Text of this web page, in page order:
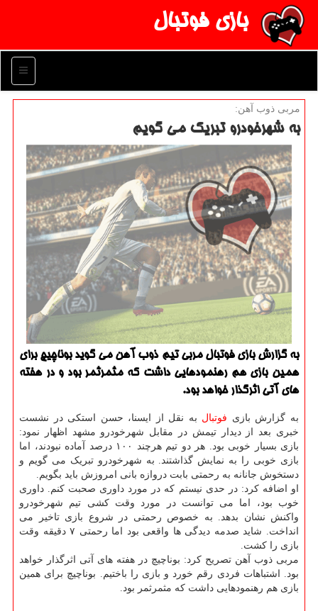
بازی فوتبال
منو
مربی ذوب آهن:
به شهرخودرو تبریك می گویم
به گزارش بازی فوتبال مربی تیم ذوب آهن می گوید بوناچیچ برای
همین بازی هم رهنمودهایی داشت كه مثمرثمر بود و در هفته
های آتی اثرگذار خواهد بود.
به گزارش بازی فوتبال به نقل از ایسنا، حسن استکی در نشست
خبری بعد از دیدار تیمش در مقابل شهرخودرو مشهد اظهار نمود:
بازی بسیار خوبی بود. هر دو تیم هرچند ۱۰۰ درصد آماده نبودند، اما
بازی خوبی را به نمایش گذاشتند. به شهرخودرو تبریک می گویم و
دستخوش جانانه به رحمتی بابت دروازه بانی امروزش باید بگویم.
او اضافه کرد: در حدی نیستم که در مورد داوری صحبت کنم. داوری
خوب بود، اما می توانست در مورد وقت کشی تیم شهرخودرو
واکنش نشان بدهد. به خصوص رحمتی در شروع بازی تاخیر می
انداخت. شاید صدمه دیدگی ها واقعی بود اما رحمتی ۷ دقیقه وقت
بازی را کشت.
مربی ذوب آهن تصریح کرد: بوناچیچ در هفته های آتی اثرگذار خواهد
بود. اشتباهات فردی رقم خورد و بازی را باختیم. بوناچیچ برای همین
بازی هم رهنمودهایی داشت که مثمرثمر بود.